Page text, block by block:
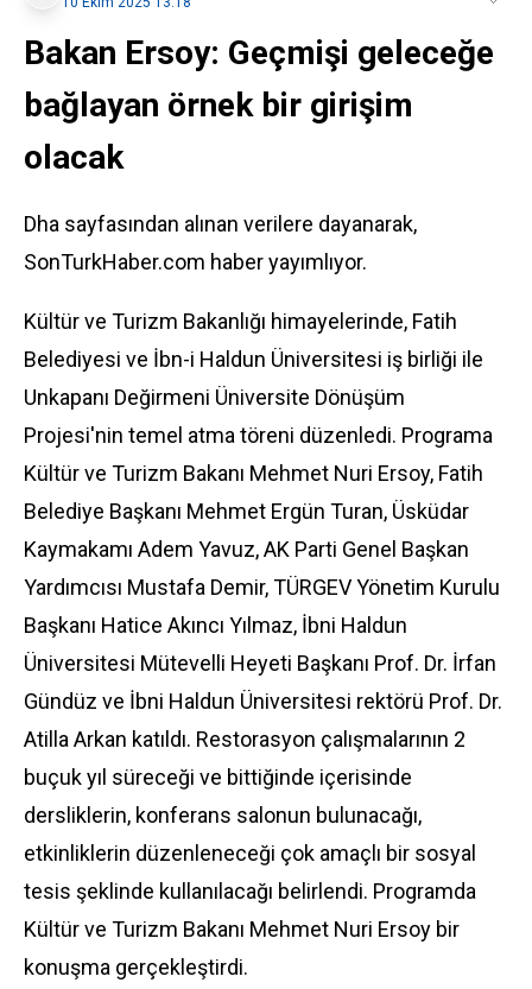
Bakan Ersoy: Geçmişi geleceğe
bağlayan örnek bir girişim
olacak
Dha sayfasından alınan verilere dayanarak,
SonTurkHaber.com haber yayımlıyor.
Kültür ve Turizm Bakanlığı himayelerinde, Fatih
Belediyesi ve İbn-i Haldun Üniversitesi iş birliği ile
Unkapanı Değirmeni Üniversite Dönüşüm
Projesi'nin temel atma töreni düzenledi. Programa
Kültür ve Turizm Bakanı Mehmet Nuri Ersoy, Fatih
Belediye Başkanı Mehmet Ergün Turan, Üsküdar
Kaymakamı Adem Yavuz, AK Parti Genel Başkan
Yardımcısı Mustafa Demir, TÜRGEV Yönetim Kurulu
Başkanı Hatice Akıncı Yılmaz, İbni Haldun
Üniversitesi Mütevelli Heyeti Başkanı Prof. Dr. İrfan
Gündüz ve İbni Haldun Üniversitesi rektörü Prof. Dr.
Atilla Arkan katıldı. Restorasyon çalışmalarının 2
buçuk yıl süreceği ve bittiğinde içerisinde
dersliklerin, konferans salonun bulunacağı,
etkinliklerin düzenleneceği çok amaçlı bir sosyal
tesis şeklinde kullanılacağı belirlendi. Programda
Kültür ve Turizm Bakanı Mehmet Nuri Ersoy bir
konuşma gerçekleştirdi.